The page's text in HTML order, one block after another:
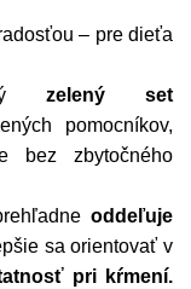
– pre dieťa
zelený set
pomocníkov,
bez zbytočného
oddeľuje
sa orientovať v
pri kŕmení.